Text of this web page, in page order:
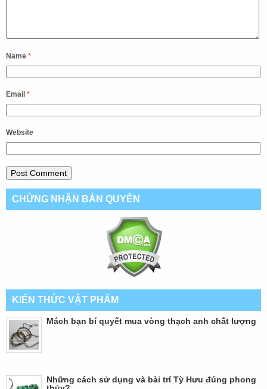
Name *
Email *
Website
CHỨNG NHẬN BẢN QUYỀN
KIẾN THỨC VẬT PHẨM
Mách bạn bí quyết mua vòng thạch anh chất lượng
Những cách sử dụng và bài trí Tỳ Hưu đúng phong